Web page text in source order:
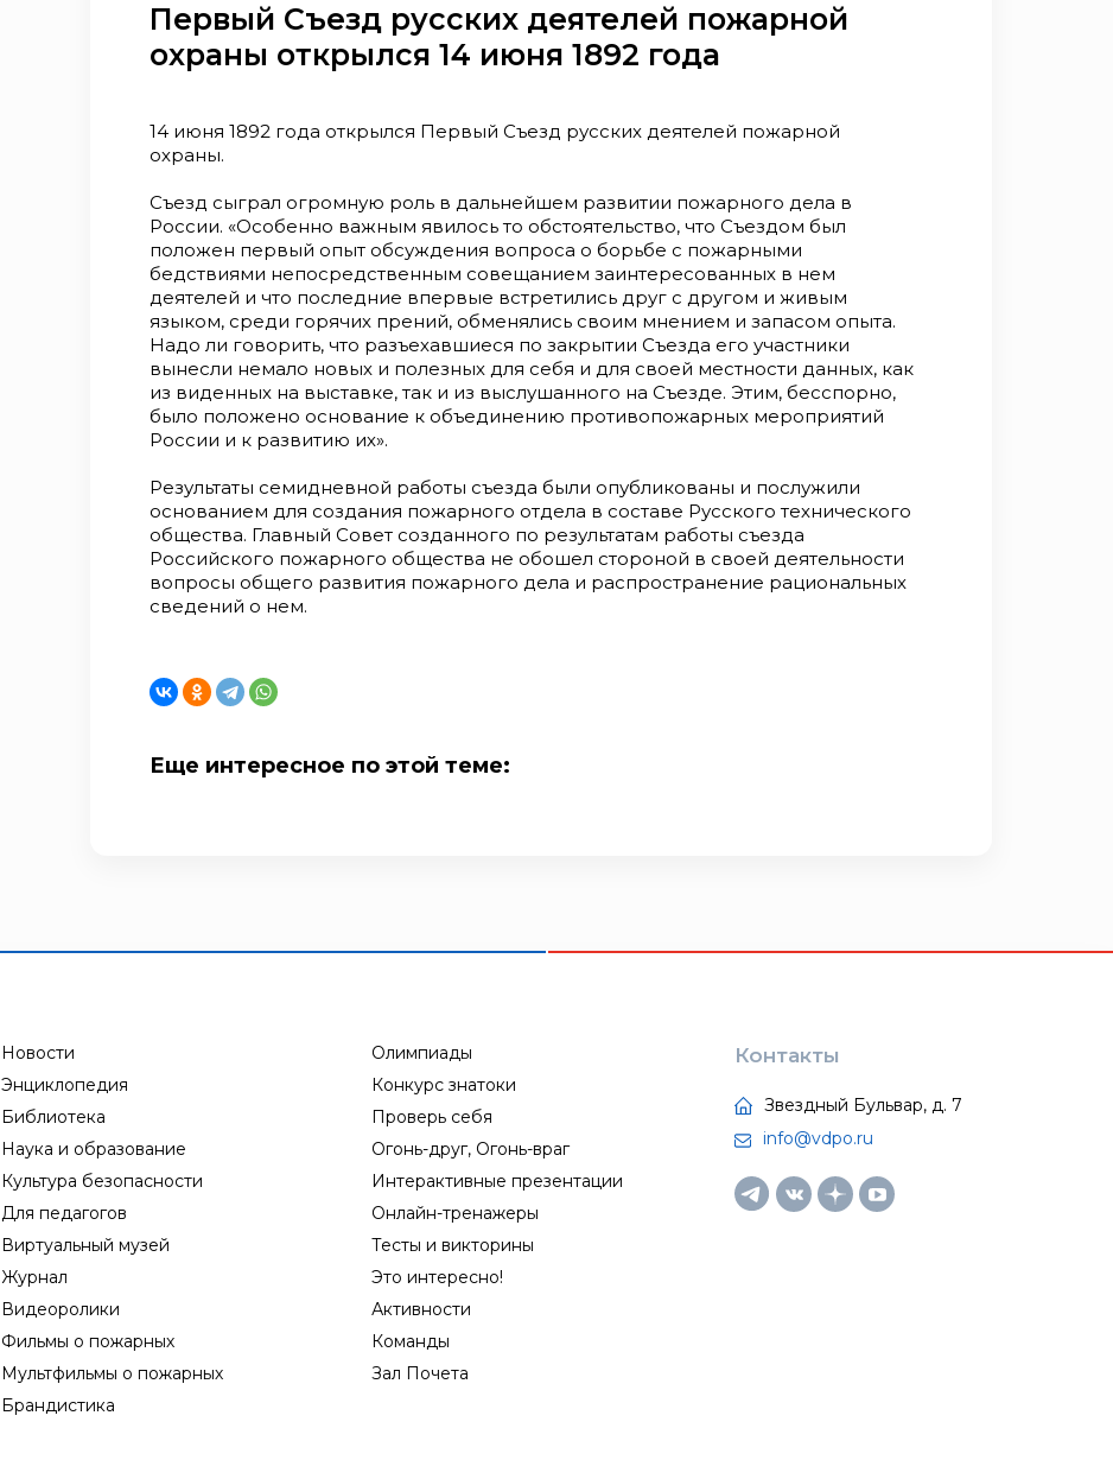
деятелей и что последние впервые встретились друг с другом и живым
языком, среди горячих прений, обменялись своим мнением и запасом
опыта. Надо ли говорить, что разъехавшиеся по закрытии Съезда его
Съезде. Этим, бесспорно, было положено основание к объединению
противопожарных мероприятий России и к развитию их». Результаты
для создания пожарного отдела в составе Русского технического общества.
Главный Совет созданного по результатам работы съезда Российского
пожарного общества не обошел стороной в своей деятельности вопросы
общего развития пожарного дела и распространение рациональных
сведений о нем.
Первый Съезд русских деятелей пожарной
охраны открылся 14 июня 1892 года
14 июня 1892 года открылся Первый Съезд русских деятелей пожарной
охраны.
Съезд сыграл огромную роль в дальнейшем развитии пожарного дела в
России. «Особенно важным явилось то обстоятельство, что Съездом был
положен первый опыт обсуждения вопроса о борьбе с пожарными
бедствиями непосредственным совещанием заинтересованных в нем
деятелей и что последние впервые встретились друг с другом и живым
языком, среди горячих прений, обменялись своим мнением и запасом опыта.
Надо ли говорить, что разъехавшиеся по закрытии Съезда его участники
вынесли немало новых и полезных для себя и для своей местности данных, как
из виденных на выставке, так и из выслушанного на Съезде. Этим, бесспорно,
было положено основание к объединению противопожарных мероприятий
России и к развитию их».
Результаты семидневной работы съезда были опубликованы и послужили
основанием для создания пожарного отдела в составе Русского технического
общества. Главный Совет созданного по результатам работы съезда
Российского пожарного общества не обошел стороной в своей деятельности
вопросы общего развития пожарного дела и распространение рациональных
сведений о нем.
Еще интересное по этой теме:
Новости
Энциклопедия
Библиотека
Наука и образование
Культура безопасности
Для педагогов
Виртуальный музей
Журнал
Видеоролики
Фильмы о пожарных
Мультфильмы о пожарных
Брандистика
Олимпиады
Конкурс знатоки
Проверь себя
Огонь-друг, Огонь-враг
Интерактивные презентации
Онлайн-тренажеры
Тесты и викторины
Это интересно!
Активности
Команды
Зал Почета
Контакты
Звездный Бульвар, д. 7
info@vdpo.ru